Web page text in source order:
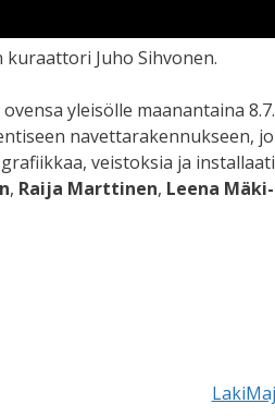
Juho Sihvonen.
yleisölle maanantaina
navettarakennukseen,
veistoksia ja
, Raija Marttinen, Leena